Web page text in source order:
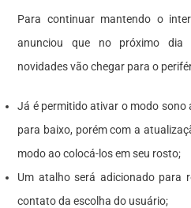
Para continuar mantendo o
anunciou que no próximo dia
novidades vão chegar para o
Já é permitido ativar o modo sono
para baixo, porém com a
modo ao colocá-los em seu rosto;
Um atalho será adicionado para
contato da escolha do usuário;